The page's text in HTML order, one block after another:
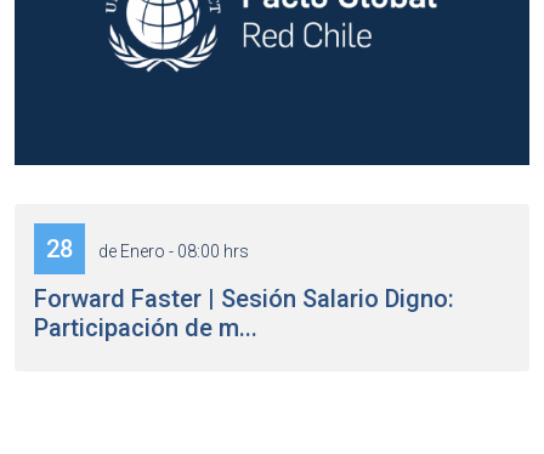
28 de Enero - 08:00 hrs
Forward Faster | Sesión Salario Digno:
Participación de m...